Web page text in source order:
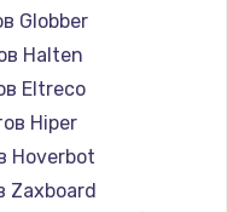
конфорки
Globber
Halten
Eltreco
Hiper
Hoverbot
Zaxboard